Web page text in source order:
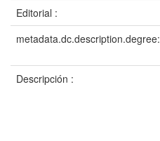
Editorial :
metadata.dc.description.degree:
Descripción :